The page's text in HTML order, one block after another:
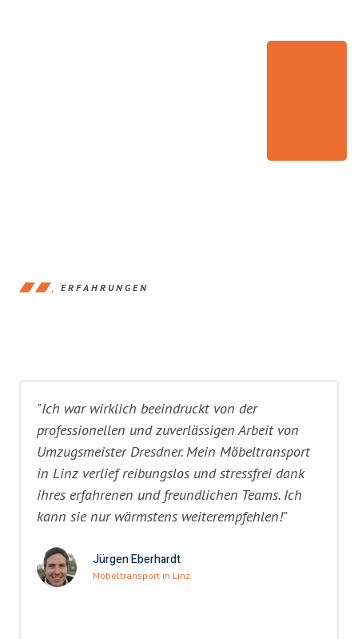
ERFAHRUNGEN
"Ich war wirklich beeindruckt von der
professionellen und zuverlässigen Arbeit von
Umzugsmeister Dresdner. Mein Möbeltransport
in Linz verlief reibungslos und stressfrei dank
ihres erfahrenen und freundlichen Teams. Ich
kann sie nur wärmstens weiterempfehlen!"
Jürgen Eberhardt
Möbeltransport in Linz